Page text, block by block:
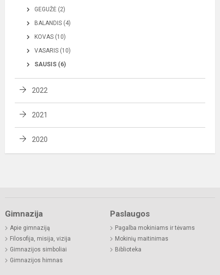
GEGUŽĖ (2)
BALANDIS (4)
KOVAS (10)
VASARIS (10)
SAUSIS (6)
2022
2021
2020
Gimnazija
Apie gimnaziją
Filosofija, misija, vizija
Gimnazijos simboliai
Gimnazijos himnas
Paslaugos
Pagalba mokiniams ir tėvams
Mokinių maitinimas
Biblioteka